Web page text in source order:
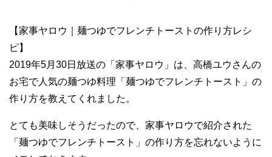
【家事ヤロウ｜麺つゆでフレンチトーストの作り方レシ
ピ】
2019年5月30日放送の「家事ヤロウ」は、高橋ユウさんの
お宅で人気の麺つゆ料理「麺つゆでフレンチトースト」の
作り方を教えてくれました。
とても美味しそうだったので、家事ヤロウで紹介された
「麺つゆでフレンチトースト」の作り方を忘れないように